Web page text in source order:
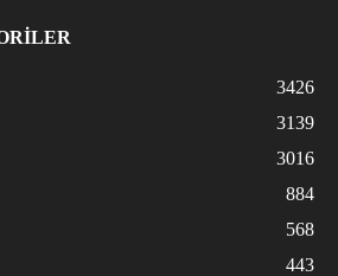
3426
3139
3016
884
568
443